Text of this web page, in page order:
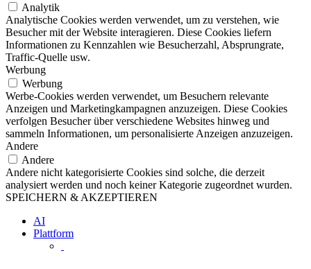
Analytik
Analytische Cookies werden verwendet, um zu verstehen, wie
Besucher mit der Website interagieren. Diese Cookies liefern
Informationen zu Kennzahlen wie Besucherzahl, Absprungrate,
Traffic-Quelle usw.
Werbung
Werbung
Werbe-Cookies werden verwendet, um Besuchern relevante
Anzeigen und Marketingkampagnen anzuzeigen. Diese Cookies
verfolgen Besucher über verschiedene Websites hinweg und
sammeln Informationen, um personalisierte Anzeigen anzuzeigen.
Andere
Andere
Andere nicht kategorisierte Cookies sind solche, die derzeit
analysiert werden und noch keiner Kategorie zugeordnet wurden.
SPEICHERN & AKZEPTIEREN
AI
Plattform